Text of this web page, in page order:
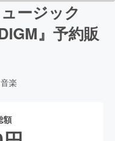
ージック
』予約販
音楽
額